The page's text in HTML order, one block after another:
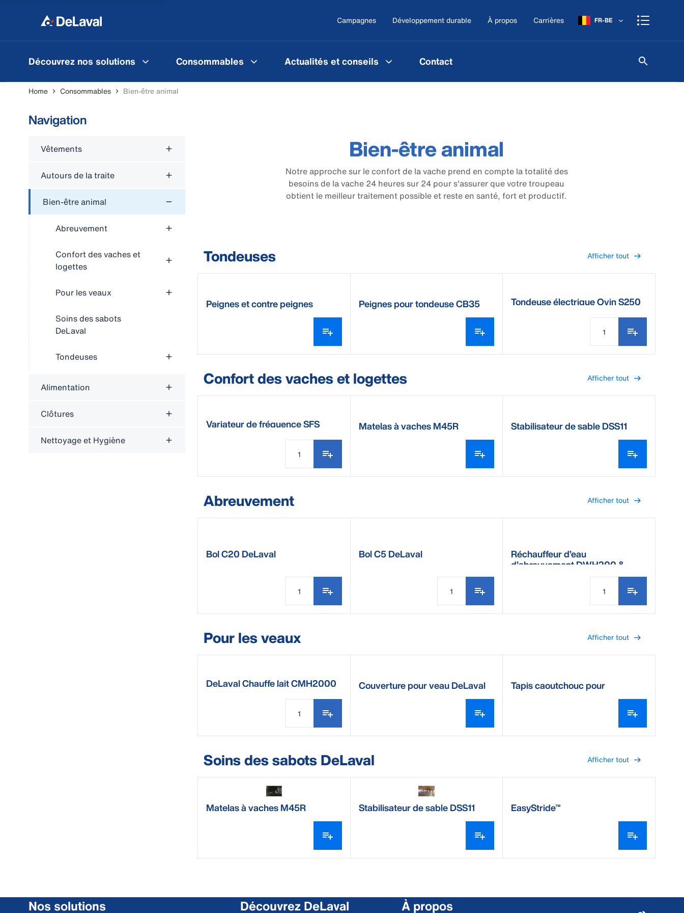
Campagnes Développement durable À propos Carrières FR-BE
Découvrez nos solutions Consommables Actualités et conseils Contact
Home Consommables Bien-être animal
Navigation
Vêtements
Autours de la traite
Bien-être animal
Abreuvement
Confort des vaches et
logettes
Pour les veaux
Soins des sabots
DeLaval
Tondeuses
Alimentation
Clôtures
Nettoyage et Hygiène
Bien-être animal
Notre approche sur le confort de la vache prend en compte la totalité des
besoins de la vache 24 heures sur 24 pour s'assurer que votre troupeau
obtient le meilleur traitement possible et reste en santé, fort et productif.
Tondeuses Afficher tout
Peignes et contre peignes
Peignes pour tondeuse CB35
Tondeuse électrique Ovin S250
Confort des vaches et logettes Afficher tout
Variateur de fréquence SFS Matelas à vaches M45R
Stabilisateur de sable DSS11
Abreuvement Afficher tout
Bol C20 DeLaval Bol C5 DeLaval
Réchauffeur d’eau
d'abreuvement DWH200 &
Pour les veaux Afficher tout
DeLaval Chauffe lait CMH2000 Couverture pour veau DeLaval
Tapis caoutchouc pour
Soins des sabots DeLaval Afficher tout
Matelas à vaches M45R
Stabilisateur de sable DSS11
EasyStride™
Nos solutions Découvrez DeLaval À propos